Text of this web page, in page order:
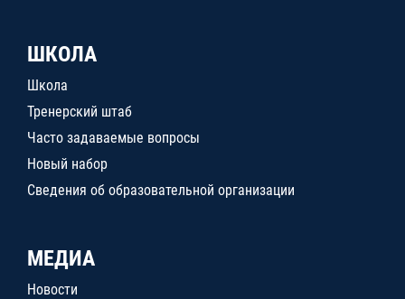
ШКОЛА
Школа
Тренерский штаб
Часто задаваемые вопросы
Новый набор
Сведения об образовательной организации
МЕДИА
Новости